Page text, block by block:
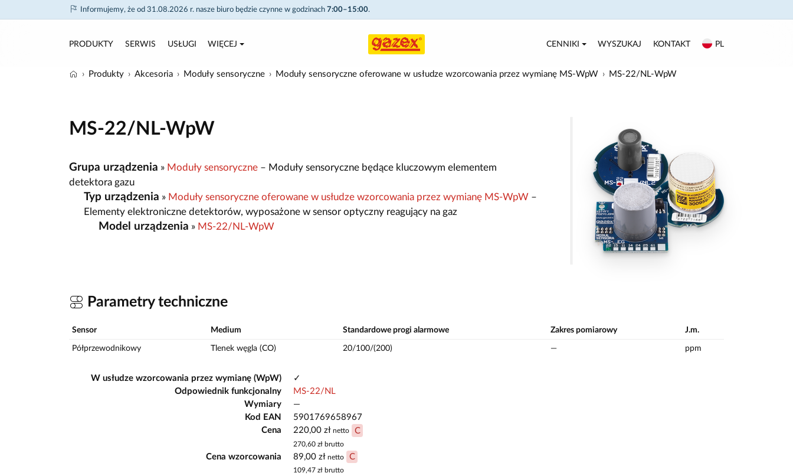
Informujemy, że od 31.08.2026 r. nasze biuro będzie czynne w godzinach 7:00–15:00.
PRODUKTY SERWIS USŁUGI WIĘCEJ CENNIKI WYSZUKAJ KONTAKT PL
Produkty Akcesoria Moduły sensoryczne Moduły sensoryczne oferowane w usłudze wzorcowania przez wymianę MS-WpW MS-22/NL-WpW
MS-22/NL-WpW
Grupa urządzenia » Moduły sensoryczne – Moduły sensoryczne będące kluczowym elementem
detektora gazu
Typ urządzenia » Moduły sensoryczne oferowane w usłudze wzorcowania przez wymianę MS-WpW –
Elementy elektroniczne detektorów, wyposażone w sensor optyczny reagujący na gaz
Model urządzenia » MS-22/NL-WpW
Parametry techniczne
Sensor Medium Standardowe progi alarmowe Zakres pomiarowy J.m.
Półprzewodnikowy Tlenek węgla (CO) 20/100/(200) — ppm
W usłudze wzorcowania przez wymianę (WpW)
✓
Odpowiednik funkcjonalny
MS-22/NL
Wymiary
—
Kod EAN
5901769658967
Cena
220,00 zł netto C
270,60 zł brutto
Cena wzorcowania 89,00 zł netto C
109,47 zł brutto